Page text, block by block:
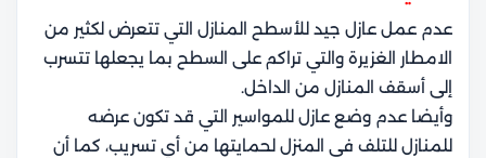
عدم عمل عازل جيد للأسطح المنازل التي تتعرض لكثير من
الامطار الغزيرة والتي تراكم على السطح بما يجعلها تتسرب
إلى أسقف المنازل من الداخل.
وأيضا عدم وضع عازل للمواسير التي قد تكون عرضه
للمنازل للتلف في المنزل لحمايتها من أي تسريب، كما أن